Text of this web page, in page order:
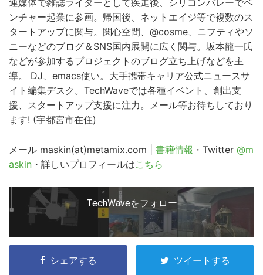
ンチャー起業に参画。帰国後、ネットエイジ等で複数のス
タートアップに関与。関心空間、@cosme、ニフティやソ
ニーなどのブログ＆SNS国内展開に広く関与。坂本龍一氏
などが参加するプロジェクトのブログ立ち上げなどを主
導。 DJ、emacs使い。大手携帯キャリア公式ニュースサ
イト編集デスク。TechWaveでは各種イベント、創出支
援、スタートアップ支援に注力。メール等お待ちしており
ます! (宇都宮市在住)
メール maskin(at)metamix.com | 書籍情報 ・Twitter @m
askin ・詳しいプロフィールはこちら
TechWaveをフォロー
シェアする ツイートする
こ
の
サ
を